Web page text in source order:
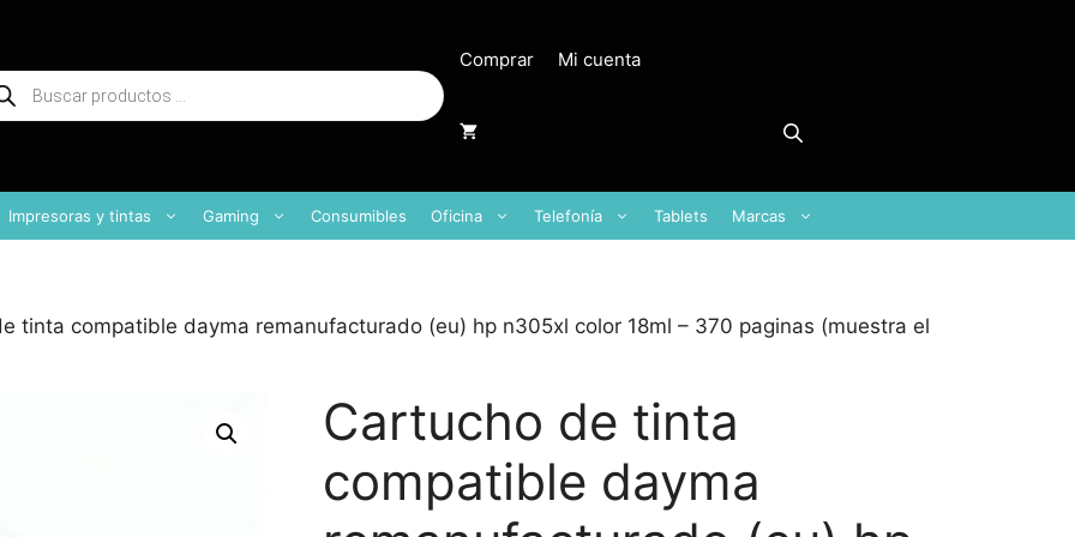
Comprar Mi cuenta
Impresoras y tintas Gaming Consumibles Oficina Telefonía Tablets Marcas
tinta compatible dayma remanufacturado (eu) hp n305xl color 18ml – 370 paginas (muestra el
Cartucho de tinta
compatible dayma